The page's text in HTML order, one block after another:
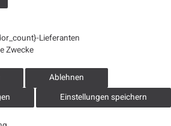
Lieferanten
Zwecke
Ablehnen
Einstellungen speichern